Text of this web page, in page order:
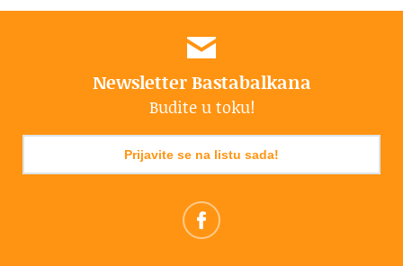
Newsletter Bastabalkana
Budite u toku!
Prijavite se na listu sada!